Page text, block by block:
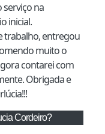
serviço na
inicial.
trabalho, entregou
muito o
contarei com
Obrigada e
Cordeiro?